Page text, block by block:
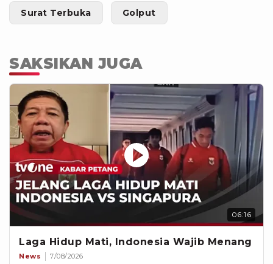
Surat Terbuka Golput
SAKSIKAN JUGA
06:16
Laga Hidup Mati, Indonesia Wajib Menang
News 7/08/2026